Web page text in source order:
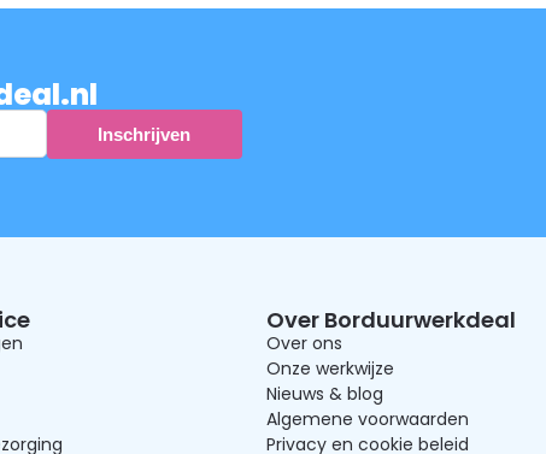
Over Borduurwerkdeal
Over ons
Onze werkwijze
Nieuws & blog
Algemene voorwaarden
Privacy en cookie beleid